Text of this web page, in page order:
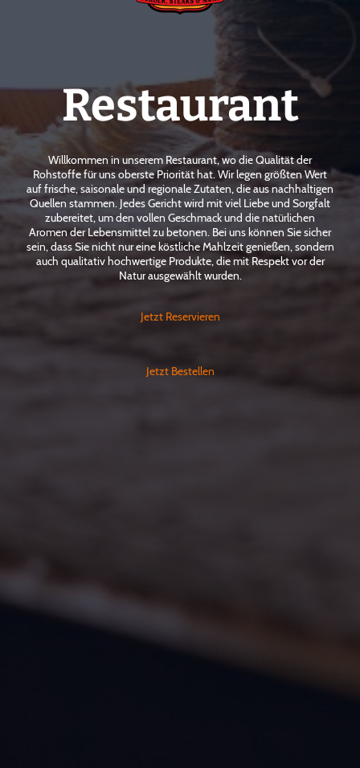
Restaurant
Willkommen in unserem Restaurant, wo die Qualität der
Rohstoffe für uns oberste Priorität hat. Wir legen größten Wert
auf frische, saisonale und regionale Zutaten, die aus nachhaltigen
Quellen stammen. Jedes Gericht wird mit viel Liebe und Sorgfalt
zubereitet, um den vollen Geschmack und die natürlichen
Aromen der Lebensmittel zu betonen. Bei uns können Sie sicher
sein, dass Sie nicht nur eine köstliche Mahlzeit genießen, sondern
auch qualitativ hochwertige Produkte, die mit Respekt vor der
Natur ausgewählt wurden.
Jetzt Reservieren
Jetzt Bestellen